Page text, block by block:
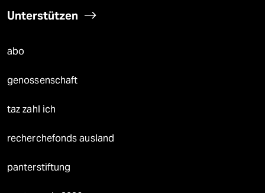
Unterstützen
abo
genossenschaft
taz zahl ich
recherchefonds ausland
panterstiftung